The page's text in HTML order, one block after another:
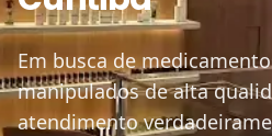
Em busca de
manipulados de alta
atendimento